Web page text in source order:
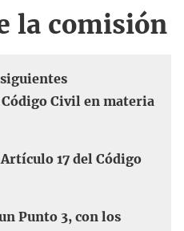
la comisión
Civil en materia
17 del Código
Punto 3, con los